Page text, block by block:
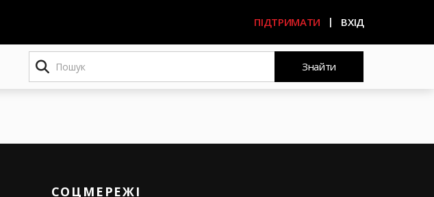
ПІДТРИМАТИ ВХІД
Пошук
Знайти
СОЦМЕРЕЖІ